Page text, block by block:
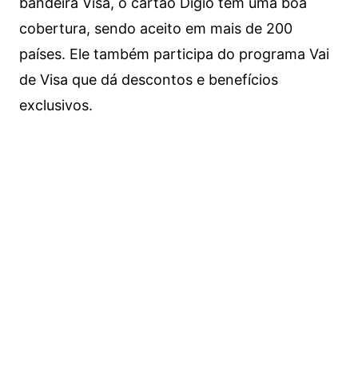
cobertura, sendo aceito em mais de 200
países. Ele também participa do programa Vai
de Visa que dá descontos e benefícios
exclusivos.